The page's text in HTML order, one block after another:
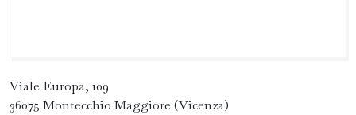
Viale Europa, 109
36075 Montecchio Maggiore (Vicenza)